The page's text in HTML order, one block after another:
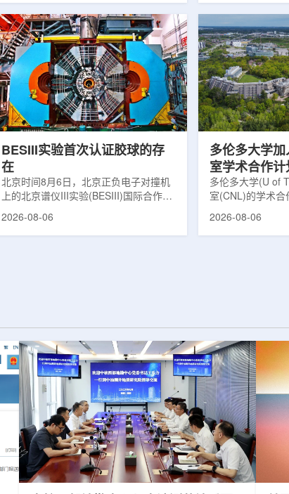
6.69亿个星系、数千个星系团以及3000
多颗超新星的信息，用于研究宇宙加速
膨胀和宇宙结构演化。为了实现DES，
费米实验室制造了一台极其灵敏的5.7亿
像素数字相机DECam，并将其安装在位
于智利安第斯山脉的美国国家科学基金
会托洛洛山美洲际天文台的布兰科4米望
远镜上。(图片由Reidar Hahn/费米国家
加速...
智能框架，预测
子器件的性能和
化图，这是一个
智能框架，它整
高性能计算，用
响微电子器件的
ChatGPT 提供。
智能手机、笔记
工...
BESIII实验首次认证胶球的存
在
北京时间8月6日，北京正负电子对撞机
上的北京谱仪III实验(BESIII)国际合作组
在巴西举行的国际高能物理大会(ICHEP
互...
2026-08-06
多伦多大学
室学术合作计
多伦多大学(U of
室(CNL)的学术合
的第十家参与机
2026-08-06